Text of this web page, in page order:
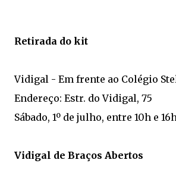
Retirada do kit
Vidigal - Em frente ao Colégio
Endereço: Estr. do Vidigal, 75
Sábado, 1º de julho, entre 10h e
Vidigal de Braços Abertos